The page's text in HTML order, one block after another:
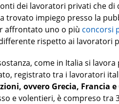
dei lavoratori privati che di
trovato impiego presso la
affrontato uno o più concorsi
rispetto ai lavoratori
come in Italia si
registrato tra i lavoratori
ovvero Grecia, Francia e
e volentieri, è compreso tra